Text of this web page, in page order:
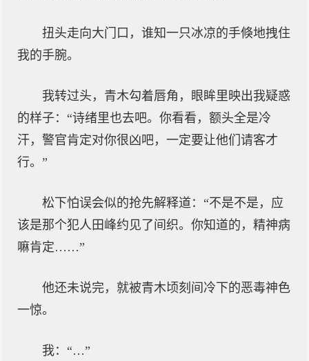
扭头走向大门口，谁知一只冰凉的手倏地拽住
我的手腕。
我转过头，青木勾着唇角，眼眸里映出我疑惑
的样子：“诗绪里也去吧。你看看，额头全是冷
汗，警官肯定对你很凶吧，一定要让他们请客才
行。”
松下怕误会似的抢先解释道：“不是不是，应
该是那个犯人田峰约见了间织。你知道的，精神病
嘛肯定……”
他还未说完，就被青木顷刻间冷下的恶毒神色
一惊。
我：“…”